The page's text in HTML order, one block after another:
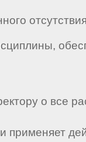
о все
применяет